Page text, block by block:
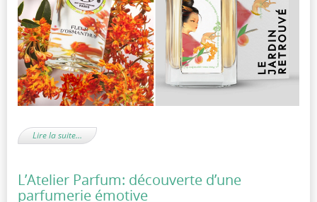
Lire la suite…
L’Atelier Parfum: découverte d’une
parfumerie émotive